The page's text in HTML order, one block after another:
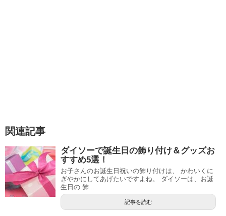
関連記事
ダイソーで誕生日の飾り付け＆グッズお
すすめ5選！
お子さんのお誕生日祝いの飾り付けは、 かわいくに
ぎやかにしてあげたいですよね。 ダイソーは、お誕
生日の 飾...
記事を読む